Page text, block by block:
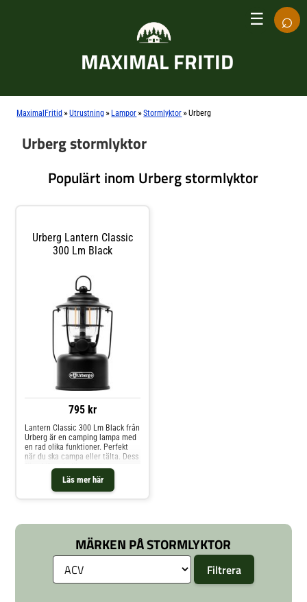
MAXIMAL FRITID
☰ ⌕
MaximalFritid »Utrustning » Lampor »Stormlyktor »Urberg
Urberg stormlyktor
Populärt inom Urberg stormlyktor
Urberg Lantern Classic
300 Lm Black
795 kr
Läs mer här
Lantern Classic 300 Lm Black från
Urberg är en camping lampa med
en rad olika funktioner. Perfekt
när du ska campa eller tälta. Dess
färgskiftande lägen och
dimmerfunktion gör det möjligt
att skapa den perfekta
stämningen för varje tillfälle.
campingen Inbyggda batterier
320 Lm Max batteritid: 196hMÄRKEN PÅ STORMLYKTOR